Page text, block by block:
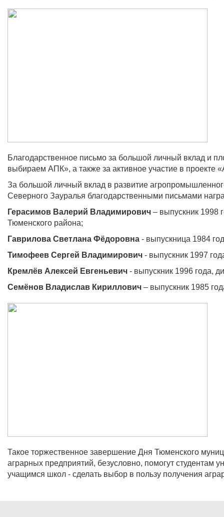
Благодарственное письмо за большой личный вклад и
выбираем АПК», а также за активное участие в проекте
За большой личный вклад в развитие
Северного Зауралья благодарственными письмами
Герасимов Валерий Владимирович – выпускник 1998
Тюменского района;
Гаврилова Светлана Фёдоровна - выпускница 1984
Тимофеев Сергей Владимирович - выпускник 1997
Кремлёв Алексей Евгеньевич - выпускник 1996 года,
Семёнов Владислав Кириллович – выпускник 1985
Такое торжественное завершение Дня Тюменского
аграрных предприятий, безусловно, помогут студентам
учащимся школ - сделать выбор в пользу получения